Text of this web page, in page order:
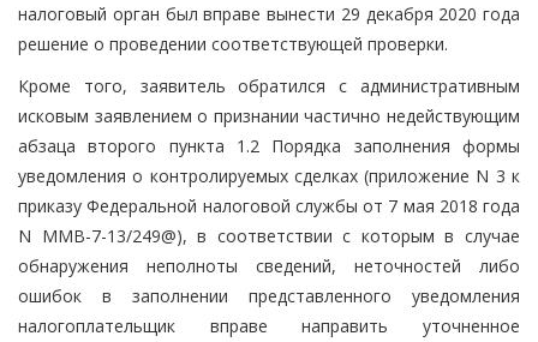
налоговый орган был вправе вынести 29 декабря 2020 года
решение о проведении соответствующей проверки.
Кроме того, заявитель обратился с административным
исковым заявлением о признании частично недействующим
абзаца второго пункта 1.2 Порядка заполнения формы
уведомления о контролируемых сделках (приложение N 3 к
приказу Федеральной налоговой службы от 7 мая 2018 года
N ММВ-7-13/249@), в соответствии с которым в случае
обнаружения неполноты сведений, неточностей либо
ошибок в заполнении представленного уведомления
налогоплательщик вправе направить уточненное